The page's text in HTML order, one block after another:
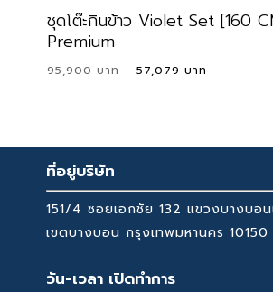
ชุดโต๊ะกินข้าว Violet Set [160
Premium
95,900
Original
57,079
ที่อยู่บริษัท
151/4 ซอยเอกชัย 132 แขวงบางบอน
เขตบางบอน กรุงเทพมหานคร 10150
วัน-เวลา เปิดทำการ